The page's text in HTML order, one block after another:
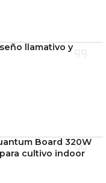
llamativo y
Board 320W
cultivo indoor